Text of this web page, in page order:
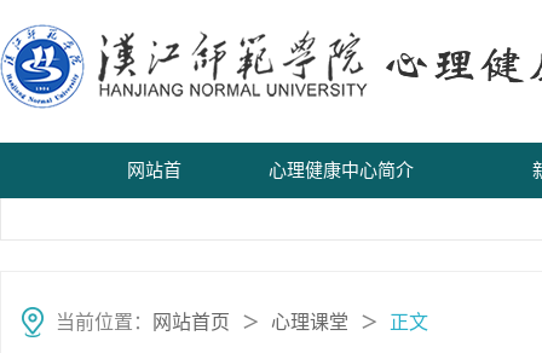
网站首 心理健康中心简介
当前位置： 网站首页 ＞ 心理课堂 ＞ 正文